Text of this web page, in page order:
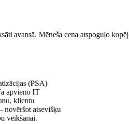
avansā. Mēneša cena atspoguļo
(PSA)
apvieno IT
klientu
novēršot atsevišķu
veikšanai.